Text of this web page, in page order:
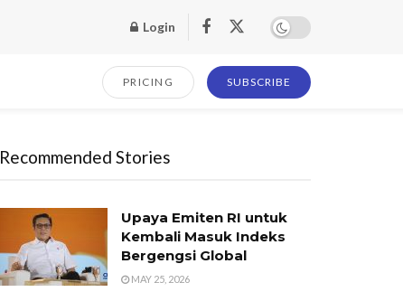
Login
PRICING SUBSCRIBE
Recommended Stories
Upaya Emiten RI untuk
Kembali Masuk Indeks
Bergengsi Global
MAY 25, 2026